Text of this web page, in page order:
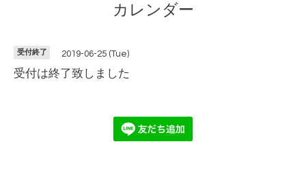
カレンダー
受付終了 2019-06-25 (Tue)
受付は終了致しました